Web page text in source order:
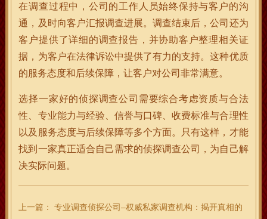
在调查过程中，公司的工作人员始终保持与客户的沟
通，及时向客户汇报调查进展。调查结束后，公司还为
客户提供了详细的调查报告，并协助客户整理相关证
据，为客户在法律诉讼中提供了有力的支持。这种优质
的服务态度和后续保障，让客户对公司非常满意。
选择一家好的侦探调查公司需要综合考虑资质与合法
性、专业能力与经验、信誉与口碑、收费标准与合理性
以及服务态度与后续保障等多个方面。只有这样，才能
找到一家真正适合自己需求的侦探调查公司，为自己解
决实际问题。
上一篇：
专业调查侦探公司–权威私家调查机构：揭开真相的